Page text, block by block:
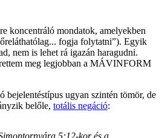
koncentráló mondatok, amelyekben
fogja folytatni”). Egyik
nem is lehet rá igazán haragudni.
meg legjobban a MÁVINFORM
bejelentéstípus ugyan szintén tömör, de
belőle, totális negáció:
5:12-kor és a